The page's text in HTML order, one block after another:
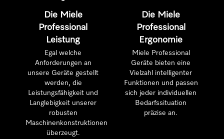
Die Miele
Professional
Leistung
Egal welche
Anforderungen an
unsere Geräte gestellt
werden, die
Leistungsfähigkeit und
Langlebigkeit unserer
robusten
Maschinenkonstruktionen
überzeugt.
Die Miele
Professional
Ergonomie
Miele Professional
Geräte bieten eine
Vielzahl intelligenter
Funktionen und passen
sich jeder individuellen
Bedarfssituation
präzise an.